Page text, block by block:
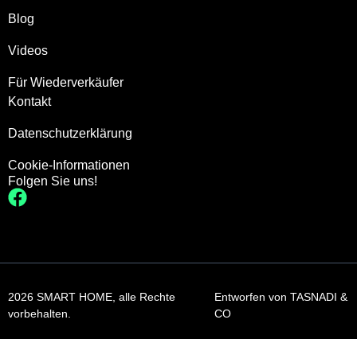
Blog
Videos
Für Wiederverkäufer
Kontakt
Datenschutzerklärung
Cookie-Informationen
Folgen Sie uns!
2026 SMART HOME, alle Rechte
vorbehalten.
Entworfen von TASNADI &
CO